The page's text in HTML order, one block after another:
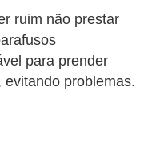
ruim não prestar
para prender
problemas.